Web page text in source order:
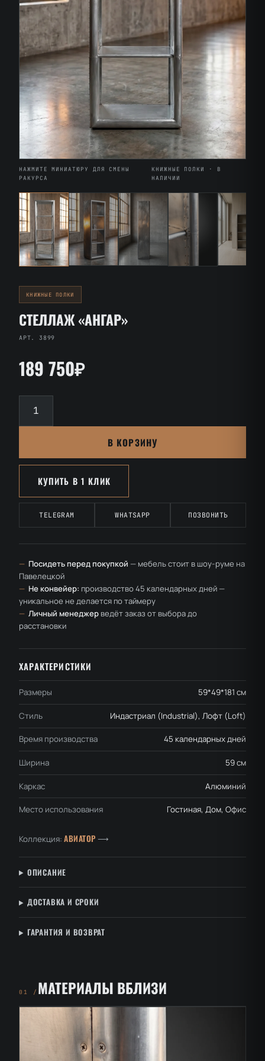
НАЖМИТЕ МИНИАТЮРУ ДЛЯ СМЕНЫ
РАКУРСА
КНИЖНЫЕ ПОЛКИ · В
НАЛИЧИИ
КНИЖНЫЕ ПОЛКИ
СТЕЛЛАЖ «АНГАР»
АРТ. 3899
189 750₽
товара
В КОРЗИНУ
КУПИТЬ В 1 КЛИК
TELEGRAM WHATSAPP ПОЗВОНИТЬ
— Посидеть перед покупкой — мебель стоит в шоу-руме на
Павелецкой
— Не конвейер: производство 45 календарных дней —
уникальное не делается по таймеру
— Личный менеджер ведёт заказ от выбора до
расстановки
ХАРАКТЕРИСТИКИ
Размеры 59*49*181 см
Стиль Индастриал (Industrial), Лофт (Loft)
Время производства 45 календарных дней
Ширина 59 см
Каркас Алюминий
Место использования Гостиная, Дом, Офис
Коллекция: АВИАТОР ⟶
ОПИСАНИЕ
ДОСТАВКА И СРОКИ
ГАРАНТИЯ И ВОЗВРАТ
01 / МАТЕРИАЛЫ ВБЛИЗИ